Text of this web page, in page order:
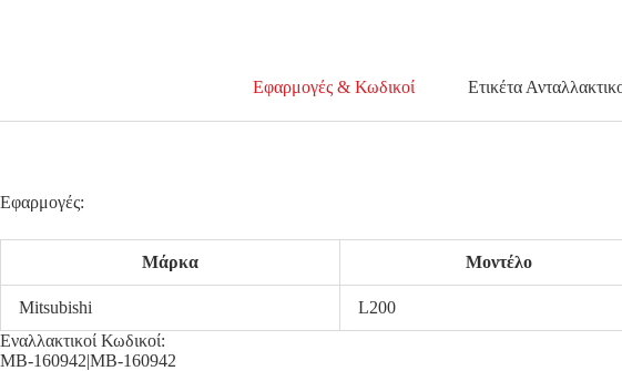
Εφαρμογές & Κωδικοί Ετικέτα
Εφαρμογές:
Μάρκα Μοντέλο
Mitsubishi L200
Εναλλακτικοί Κωδικοί:
MB-160942|MB-160942